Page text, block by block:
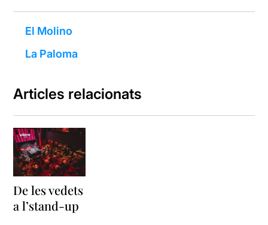
El Molino
La Paloma
Articles relacionats
De les vedets
a l’stand-up